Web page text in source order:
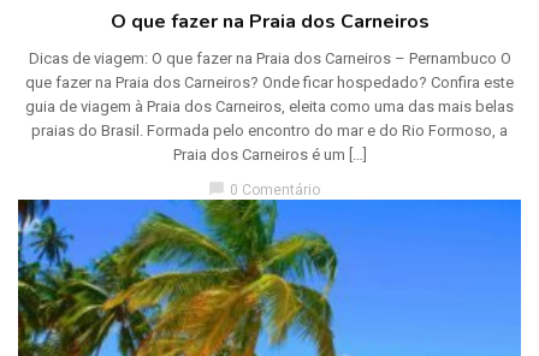
O que fazer na Praia dos Carneiros
Dicas de viagem: O que fazer na Praia dos Carneiros – Pernambuco O
que fazer na Praia dos Carneiros? Onde ficar hospedado? Confira este
guia de viagem à Praia dos Carneiros, eleita como uma das mais belas
praias do Brasil. Formada pelo encontro do mar e do Rio Formoso, a
Praia dos Carneiros é um […]
chat_bubble 0 Comentário